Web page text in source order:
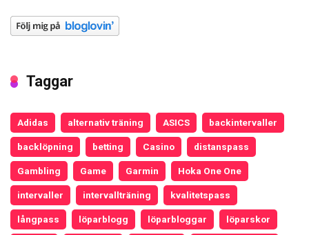
Taggar
Adidas alternativ träning ASICS backintervaller
backlöpning betting Casino distanspass
Gambling Game Garmin Hoka One One
intervaller intervallträning kvalitetspass
långpass löparblogg löparbloggar löparskor